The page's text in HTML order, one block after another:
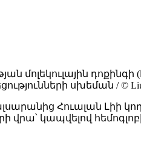
մոլեկուլային
սխեման / ©
Հուալան Լիի
վրա՝ կապվելով